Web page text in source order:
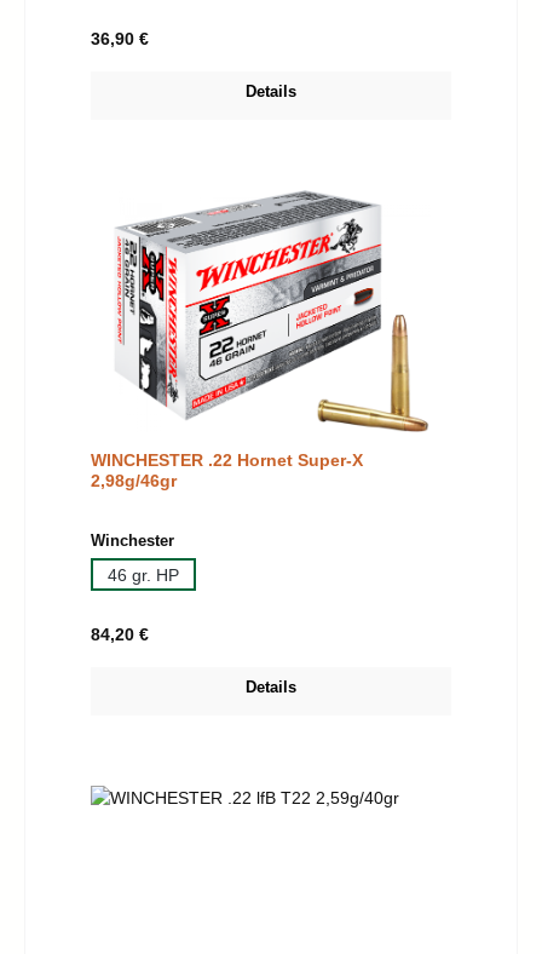
Regulärer Preis:
36,90 €
Details
WINCHESTER .22 Hornet Super-X
2,98g/46gr
Winchesterauswählen
46 gr. HP
Regulärer Preis:
84,20 €
Details